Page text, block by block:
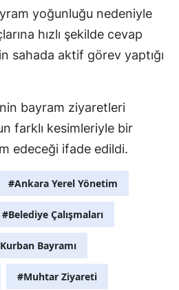
yoğunluğu nedeniyle
hızlı şekilde cevap
sahada aktif görev yaptığı
bayram ziyaretleri
farklı kesimleriyle bir
edeceği ifade edildi.
#Ankara Yerel Yönetim
#Belediye Çalışmaları
Bayramı
#Muhtar Ziyareti